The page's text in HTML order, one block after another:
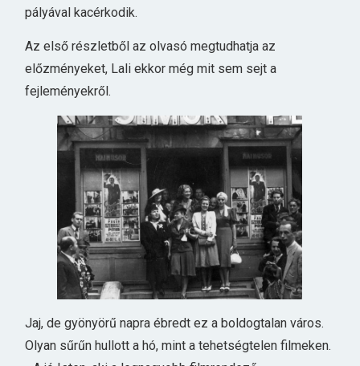
pályával kacérkodik.
Az első részletből az olvasó megtudhatja az
előzményeket, Lali ekkor még mit sem sejt a
fejleményekről.
Jaj, de gyönyörű napra ébredt ez a boldogtalan város.
Olyan sűrűn hullott a hó, mint a tehetségtelen filmeken.